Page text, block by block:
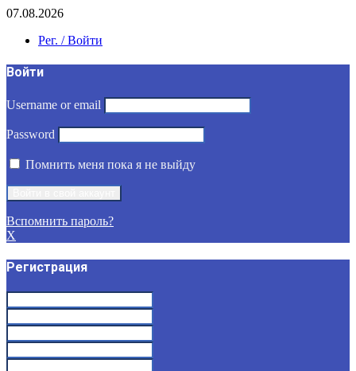
07.08.2026
Рег. / Войти
Войти
Username or email
Password
Помнить меня пока я не выйду
Вспомнить пароль?
X
Регистрация